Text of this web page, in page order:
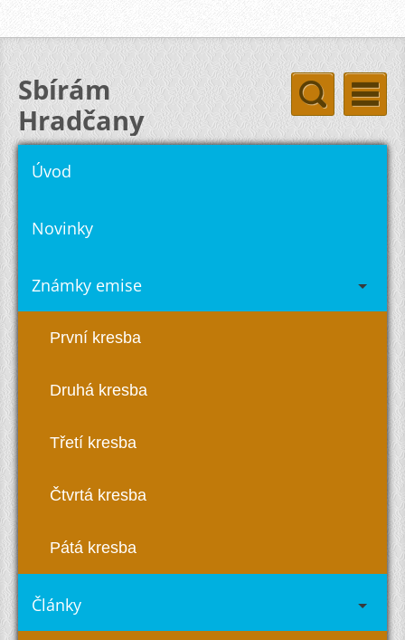
Sbírám
Hradčany
hradcany-stamps.com
Úvod
Novinky
Známky emise
První kresba
Druhá kresba
Třetí kresba
Čtvrtá kresba
Pátá kresba
Články